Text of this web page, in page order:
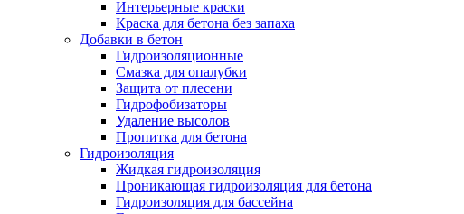
Интерьерные краски
Краска для бетона без запаха
Добавки в бетон
Гидроизоляционные
Смазка для опалубки
Защита от плесени
Гидрофобизаторы
Удаление высолов
Пропитка для бетона
Гидроизоляция
Жидкая гидроизоляция
Проникающая гидроизоляция для бетона
Гидроизоляция для бассейна